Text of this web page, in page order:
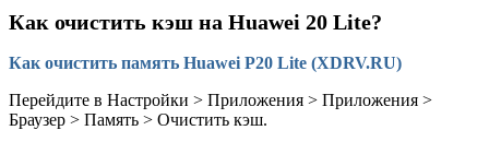
Как очистить кэш на Huawei 20 Lite?
Как очистить память Huawei P20 Lite (XDRV.RU)
Перейдите в Настройки > Приложения > Приложения >
Браузер > Память > Очистить кэш.